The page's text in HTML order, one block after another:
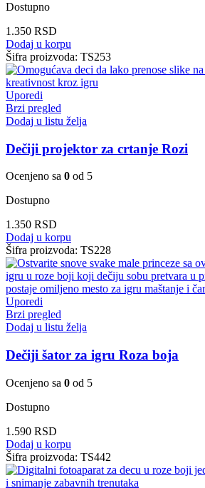
Dostupno
1.350 RSD
Dodaj u korpu
Šifra proizvoda: TS253
Uporedi
Brzi pregled
Dodaj u listu želja
Dečiji projektor za crtanje Rozi
Ocenjeno sa 0 od 5
Dostupno
1.350 RSD
Dodaj u korpu
Šifra proizvoda: TS228
Uporedi
Brzi pregled
Dodaj u listu želja
Dečiji šator za igru Roza boja
Ocenjeno sa 0 od 5
Dostupno
1.590 RSD
Dodaj u korpu
Šifra proizvoda: TS442